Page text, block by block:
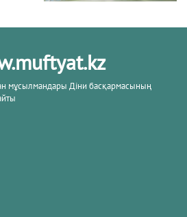
мұсылмандары Діни басқармасының